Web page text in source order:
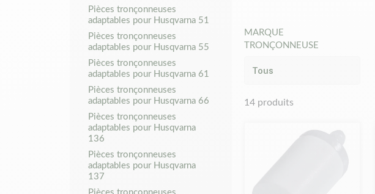
Pièces tronçonneuses
adaptables pour Husqvarna 51
Pièces tronçonneuses
adaptables pour Husqvarna 55
Pièces tronçonneuses
adaptables pour Husqvarna 61
Pièces tronçonneuses
adaptables pour Husqvarna 66
Pièces tronçonneuses
adaptables pour Husqvarna
136
Pièces tronçonneuses
adaptables pour Husqvarna
137
Matijardin.
001/007/09/2021
MARQUE
TRONÇONNEUSE
14 produits